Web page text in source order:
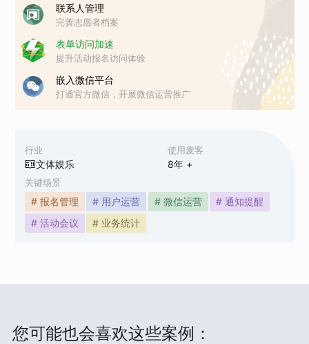
行业
文体娱乐
使用麦客
8年 +
关键场景
# 报名管理 # 用户运营 # 微信运营
# 通知提醒
# 活动会议
# 业务统计
联系人管理
完善志愿者档案
表单访问加速
提升活动报名访问体验
嵌入微信平台
打通官方微信，开展微信运营推广
您可能也会喜欢这些案例：